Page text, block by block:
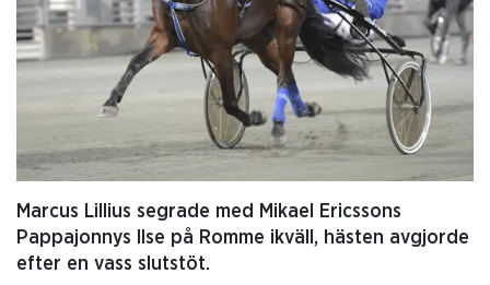
Marcus Lillius segrade med Mikael Ericssons
Pappajonnys Ilse på Romme ikväll, hästen avgjorde
efter en vass slutstöt.